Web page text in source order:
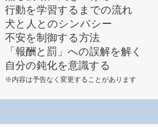
行動を学習するまでの流れ
犬と人とのシンパシー
不安を制御する方法
「報酬と罰」への誤解を解く
自分の鈍化を意識する
※内容は予告なく変更することがあります